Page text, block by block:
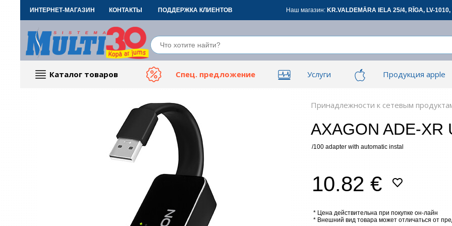
ИНТЕРНЕТ-МАГАЗИН КОНТАКТЫ ПОДДЕРЖКА КЛИЕНТОВ Наш магазин: KR.VALDEMĀRA IELA 25/4, RĪGA, LV-
Каталог товаров Спец. предложение Услуги Продукция apple
Компьютерные аксессуары Сетевые товары
ТВ, Фото и электроника Автотовары Renewd техника, Outlet
Принадлежности к сетевым
AXAGON ADE-XR
/100 adapter with automatic instal
10.82 €
* Цена действительна при покупке он-лайн
* Внешний вид товара может отличаться от